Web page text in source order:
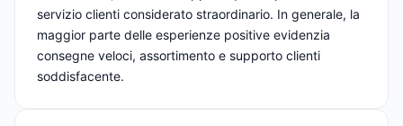
servizio clienti considerato straordinario. In generale, la
maggior parte delle esperienze positive evidenzia
consegne veloci, assortimento e supporto clienti
soddisfacente.